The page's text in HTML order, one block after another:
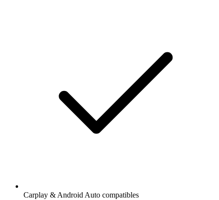
Carplay & Android Auto compatibles